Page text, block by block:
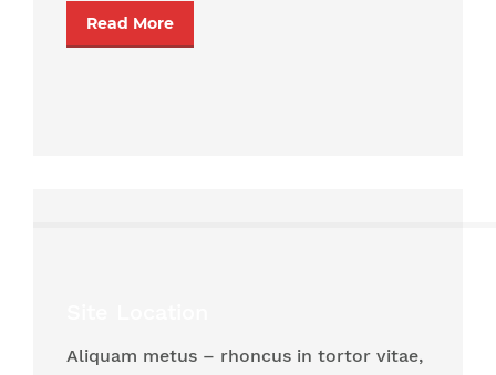
Read More
Aliquam metus – rhoncus in tortor vitae,